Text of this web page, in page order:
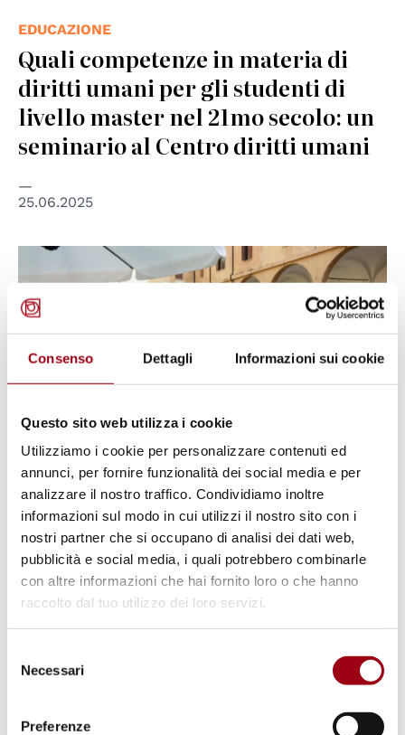
Consenso Dettagli Informazioni sui cookie
Questo sito web utilizza i cookie
Utilizziamo i cookie per personalizzare contenuti ed
annunci, per fornire funzionalità dei social media e per
analizzare il nostro traffico. Condividiamo inoltre
informazioni sul modo in cui utilizzi il nostro sito con i
nostri partner che si occupano di analisi dei dati web,
pubblicità e social media, i quali potrebbero combinarle
con altre informazioni che hai fornito loro o che hanno
raccolto dal tuo utilizzo dei loro servizi.
delNecessari
Preferenze
EDUCAZIONE
Quali competenze in materia di
diritti umani per gli studenti di
livello master nel 21mo secolo: un
seminario al Centro diritti umani
25.06.2025
Lettera aperta delle dottorande e
dei dottorandi in Peace Studies